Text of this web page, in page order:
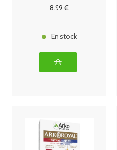
8.99 €
En stock